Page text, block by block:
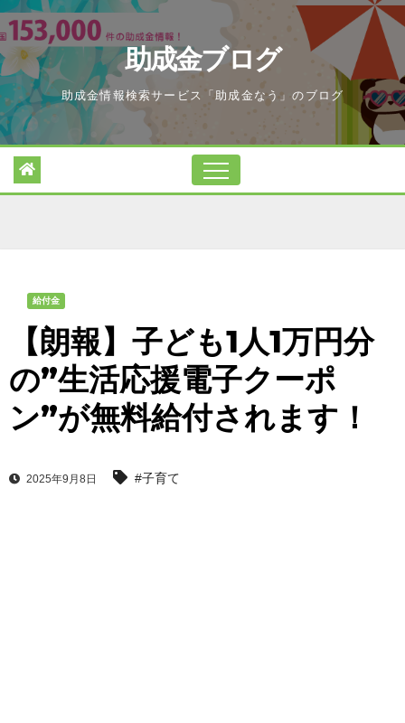
Skip
to
content
助成金ブログ
助成金情報検索サービス「助成金なう」のブログ
給付金
【朗報】子ども1人1万円分
の”生活応援電子クーポ
ン”が無料給付されます！
2025年9月8日 #子育て